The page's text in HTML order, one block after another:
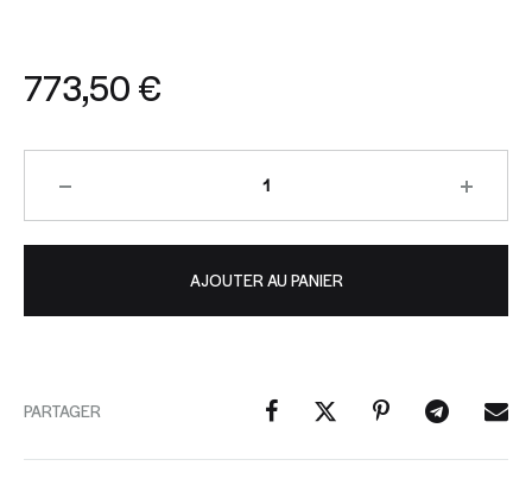
773,50 €
AJOUTER AU PANIER
PARTAGER